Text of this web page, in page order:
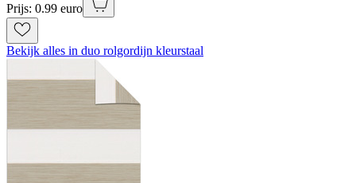
Prijs: 0.99 euro
Bekijk alles in duo rolgordijn kleurstaal